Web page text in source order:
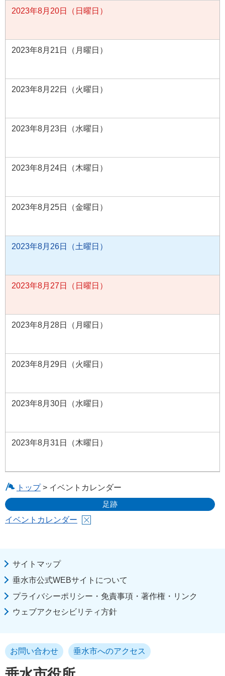
2023年8月20日（日曜日）
2023年8月21日（月曜日）
2023年8月22日（火曜日）
2023年8月23日（水曜日）
2023年8月24日（木曜日）
2023年8月25日（金曜日）
2023年8月26日（土曜日）
2023年8月27日（日曜日）
2023年8月28日（月曜日）
2023年8月29日（火曜日）
2023年8月30日（水曜日）
2023年8月31日（木曜日）
トップ> イベントカレンダー
足跡
イベントカレンダー
サイトマップ
垂水市公式WEBサイトについて
プライバシーポリシー・免責事項・著作権・リンク
ウェブアクセシビリティ方針
お問い合わせ 垂水市へのアクセス